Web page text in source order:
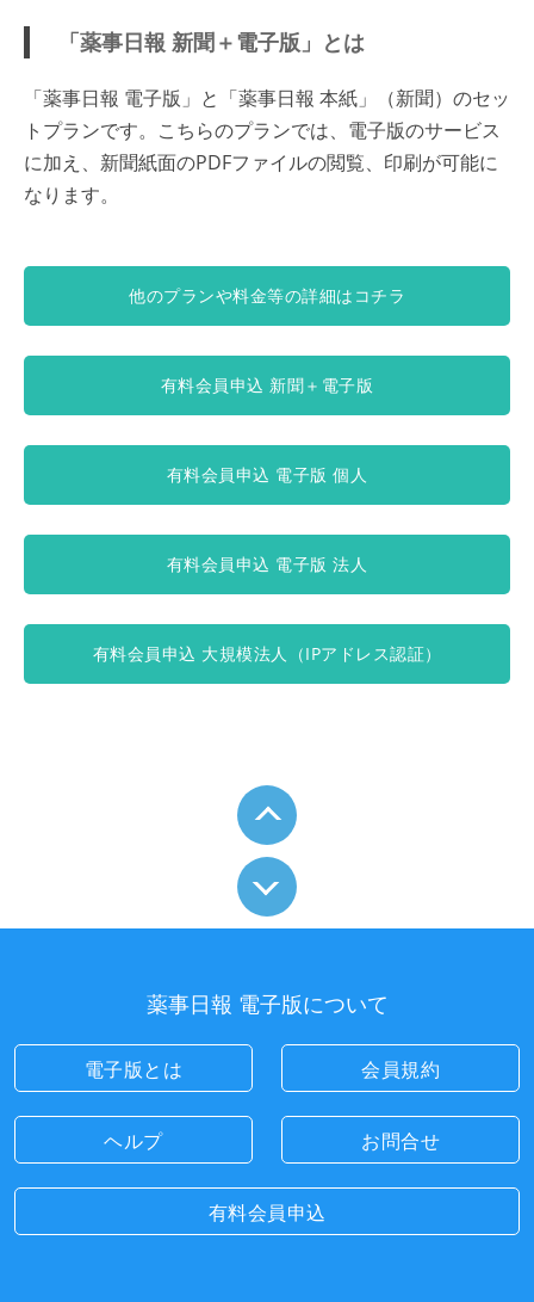
「薬事日報 新聞＋電子版」とは
「薬事日報 電子版」と「薬事日報 本紙」（新聞）のセッ
トプランです。こちらのプランでは、電子版のサービス
に加え、新聞紙面のPDFファイルの閲覧、印刷が可能に
なります。
他のプランや料金等の詳細はコチラ
有料会員申込 新聞＋電子版
有料会員申込 電子版 個人
有料会員申込 電子版 法人
有料会員申込 大規模法人（IPアドレス認証）
薬事日報 電子版について
電子版とは 会員規約
ヘルプ お問合せ
有料会員申込